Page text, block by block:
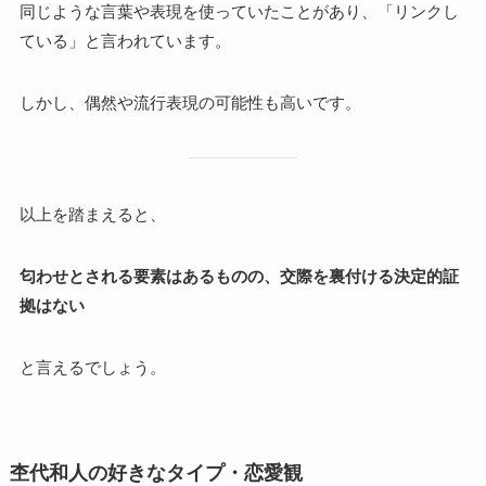
同じような言葉や表現を使っていたことがあり、「リンクし
ている」と言われています。
しかし、偶然や流行表現の可能性も高いです。
以上を踏まえると、
匂わせとされる要素はあるものの、交際を裏付ける決定的証
拠はない
と言えるでしょう。
杢代和人の好きなタイプ・恋愛観